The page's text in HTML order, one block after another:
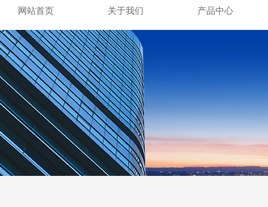
网站首页 关于我们 产品中心